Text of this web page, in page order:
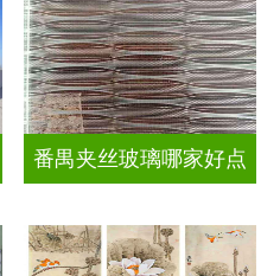
番禺夹丝玻璃哪家好点